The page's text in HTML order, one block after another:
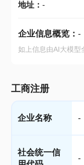
地址： -
企业信息概览： -
如上信息由AI大模型
工商注册
企业名称 -
社会统一信
-